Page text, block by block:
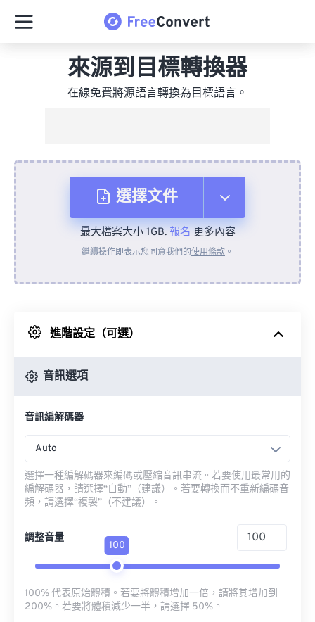
來源到目標轉換器
在線免費將源語言轉換為目標語言。
選擇文件
來自裝置
來自 Google 雲端硬碟
最大檔案大小 1GB.報名更多內容
繼續操作即表示您同意我們的使用條款 。
進階設定（可選）
音訊選項
音訊編解碼器
Auto
選擇一種編解碼器來編碼或壓縮音訊串流。若要使用最常用的
編解碼器，請選擇“自動”（建議）。若要轉換而不重新編碼音
頻，請選擇“複製”（不建議）。
調整音量
100
100% 代表原始體積。若要將體積增加一倍，請將其增加到
200%。若要將體積減少一半，請選擇 50%。